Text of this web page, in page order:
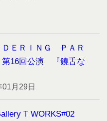
ＤＥＲＩＮＧ ＰＡＲ
16回公演 『饒舌な
01月29日
T WORKS#02